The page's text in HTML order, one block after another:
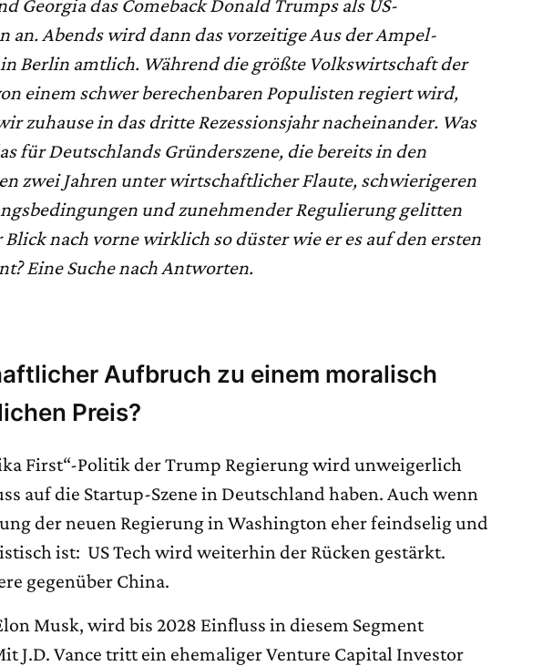
Georgia das Comeback Donald Trumps als US-
an. Abends wird dann das vorzeitige Aus der Ampel-
Berlin amtlich. Während die größte Volkswirtschaft der
einem schwer berechenbaren Populisten regiert wird,
zuhause in das dritte Rezessionsjahr nacheinander. Was
für Deutschlands Gründerszene, die bereits in den
zwei Jahren unter wirtschaftlicher Flaute, schwierigeren
und zunehmender Regulierung gelitten
Blick nach vorne wirklich so düster wie er es auf den ersten
Eine Suche nach Antworten.
Aufbruch zu einem moralisch
Preis?
First“-Politik der Trump Regierung wird unweigerlich
auf die Startup-Szene in Deutschland haben. Auch wenn
der neuen Regierung in Washington eher feindselig und
ist: US Tech wird weiterhin der Rücken gestärkt.
gegenüber China.
Musk, wird bis 2028 Einfluss in diesem Segment
J.D. Vance tritt ein ehemaliger Venture Capital Investor